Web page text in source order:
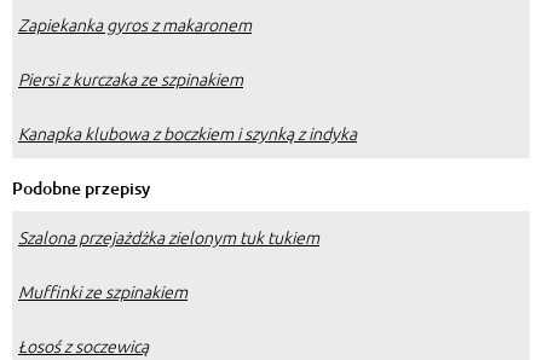
Zapiekanka gyros z makaronem
Piersi z kurczaka ze szpinakiem
Kanapka klubowa z boczkiem i szynką z indyka
Podobne przepisy
Szalona przejażdżka zielonym tuk tukiem
Muffinki ze szpinakiem
Łosoś z soczewicą